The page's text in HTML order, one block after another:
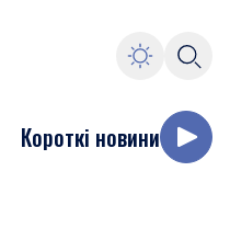
Короткі новини